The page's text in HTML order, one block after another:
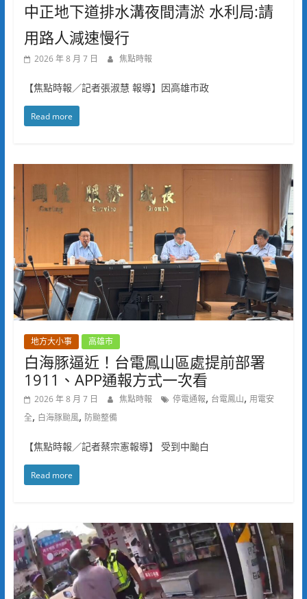
中正地下道排水溝夜間清淤 水利局:請
用路人減速慢行
2026 年 8 月 7 日 焦點時報
【焦點時報／記者張淑慧 報導】因高雄市政
Read more
地方大小事 高雄市
白海豚逼近！台電鳳山區處提前部署
1911、APP通報方式一次看
2026 年 8 月 7 日 焦點時報 停電通報, 台電鳳山, 用電安
全, 白海豚颱風, 防颱整備
【焦點時報／記者蔡宗憲報導】 受到中颱白
Read more